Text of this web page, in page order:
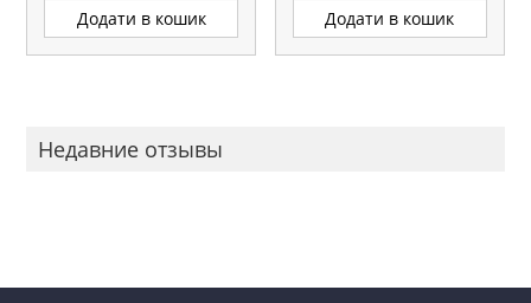
Додати в кошик Додати в кошик
Недавние отзывы